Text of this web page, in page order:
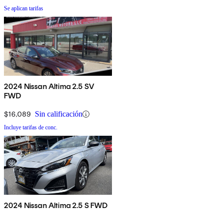
Se aplican tarifas
2024 Nissan Altima 2.5 SV
FWD
$16,089 Sin calificación
Incluye tarifas de conc.
2024 Nissan Altima 2.5 S FWD